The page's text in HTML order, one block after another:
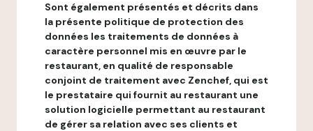
Sont également présentés et décrits dans
la présente politique de protection des
données les traitements de données à
caractère personnel mis en œuvre par le
restaurant, en qualité de responsable
conjoint de traitement avec Zenchef, qui est
le prestataire qui fournit au restaurant une
solution logicielle permettant au restaurant
de gérer sa relation avec ses clients et